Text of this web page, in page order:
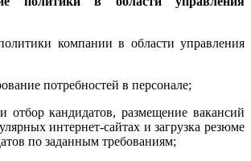
компании в области управления
потребностей в персонале;
отбор кандидатов, размещение вакансий
интернет-сайтах и загрузка резюме
по заданным требованиям;